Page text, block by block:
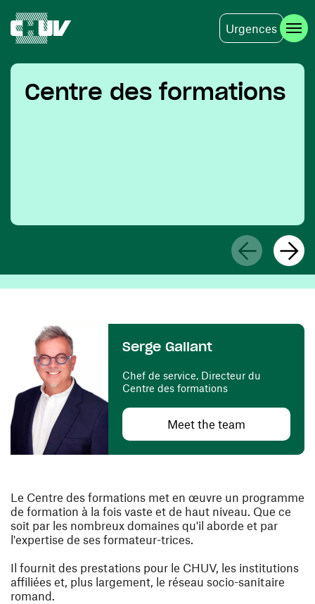
Skip to main content
Urgences
Centre des formations
Serge Gallant
Chef de service, Directeur du
Centre des formations
Meet the team
Le Centre des formations met en œuvre un programme
de formation à la fois vaste et de haut niveau. Que ce
soit par les nombreux domaines qu'il aborde et par
l'expertise de ses formateur-trices.
Il fournit des prestations pour le CHUV, les institutions
affiliées et, plus largement, le réseau socio-sanitaire
romand.